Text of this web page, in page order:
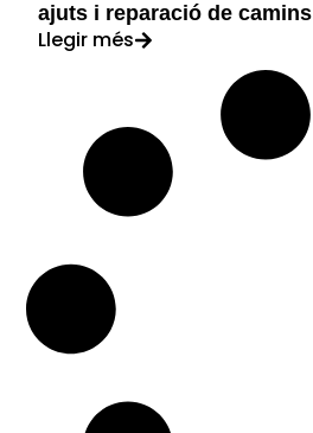
ajuts i reparació de camins
Llegir més